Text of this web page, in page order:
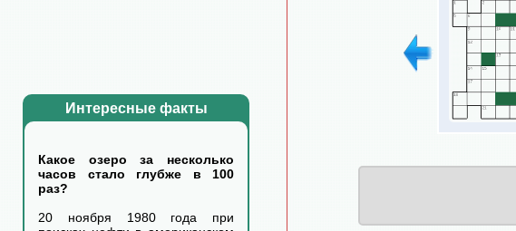
Интересные факты
Какое озеро за несколько
часов стало глубже в 100
раз?
20 ноября 1980 года при